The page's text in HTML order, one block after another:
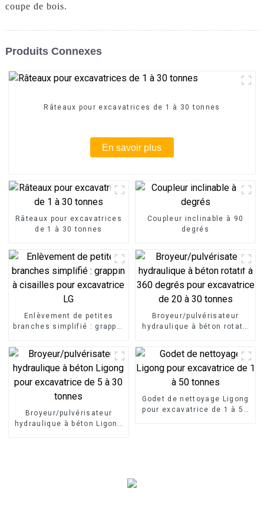
coupe de bois.
Produits Connexes
Râteaux pour excavatrices de 1 à 30 tonnes
En savoir plus
Râteaux pour excavatrices
de 1 à 30 tonnes
Coupleur inclinable à 90
degrés
Enlèvement de petites
branches simplifié : grappin
Broyeur/pulvérisateur
hydraulique à béton rotatif
tonnes
Broyeur/pulvérisateur
hydraulique à béton Ligong
Godet de nettoyage Ligong
pour excavatrice de 1 à 50